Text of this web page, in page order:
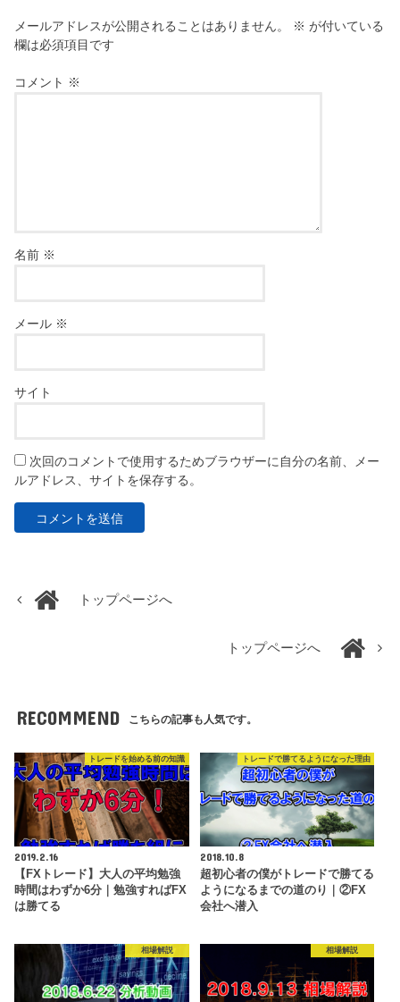
メールアドレスが公開されることはありません。 ※ が付いている
欄は必須項目です
コメント ※
名前 ※
メール ※
サイト
次回のコメントで使用するためブラウザーに自分の名前、メー
ルアドレス、サイトを保存する。
トップページへ
トップページへ
RECOMMEND こちらの記事も人気です。
トレードを始める前の知識
2019.2.16
【FXトレード】大人の平均勉強
時間はわずか6分｜勉強すればFX
は勝てる
トレードで勝てるようになった理由
2018.10.8
超初心者の僕がトレードで勝てる
ようになるまでの道のり｜②FX
会社へ潜入
相場解説 相場解説